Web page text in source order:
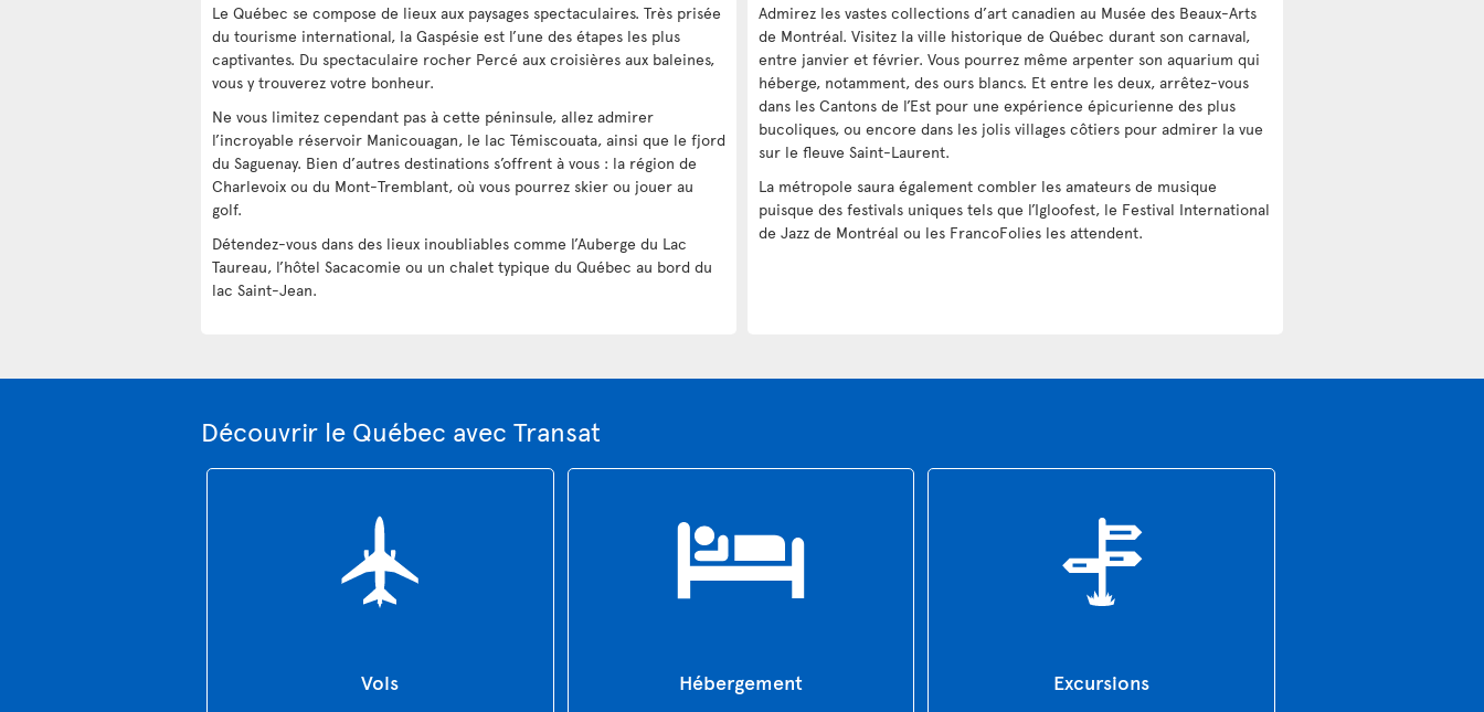
Le Québec se compose de lieux aux paysages spectaculaires. Très prisée
du tourisme international, la Gaspésie est l’une des étapes les plus
captivantes. Du spectaculaire rocher Percé aux croisières aux baleines,
vous y trouverez votre bonheur.
Ne vous limitez cependant pas à cette péninsule, allez admirer
l’incroyable réservoir Manicouagan, le lac Témiscouata, ainsi que le fjord
du Saguenay. Bien d’autres destinations s’offrent à vous : la région de
Charlevoix ou du Mont-Tremblant, où vous pourrez skier ou jouer au
golf.
Détendez-vous dans des lieux inoubliables comme l’Auberge du Lac
Taureau, l’hôtel Sacacomie ou un chalet typique du Québec au bord du
lac Saint-Jean.
Admirez les vastes collections d’art canadien au Musée des Beaux-Arts
de Montréal. Visitez la ville historique de Québec durant son carnaval,
entre janvier et février. Vous pourrez même arpenter son aquarium qui
héberge, notamment, des ours blancs. Et entre les deux, arrêtez-vous
dans les Cantons de l’Est pour une expérience épicurienne des plus
bucoliques, ou encore dans les jolis villages côtiers pour admirer la vue
sur le fleuve Saint-Laurent.
La métropole saura également combler les amateurs de musique
puisque des festivals uniques tels que l’Igloofest, le Festival International
de Jazz de Montréal ou les FrancoFolies les attendent.
Découvrir le Québec avec Transat
Vols Hébergement Excursions